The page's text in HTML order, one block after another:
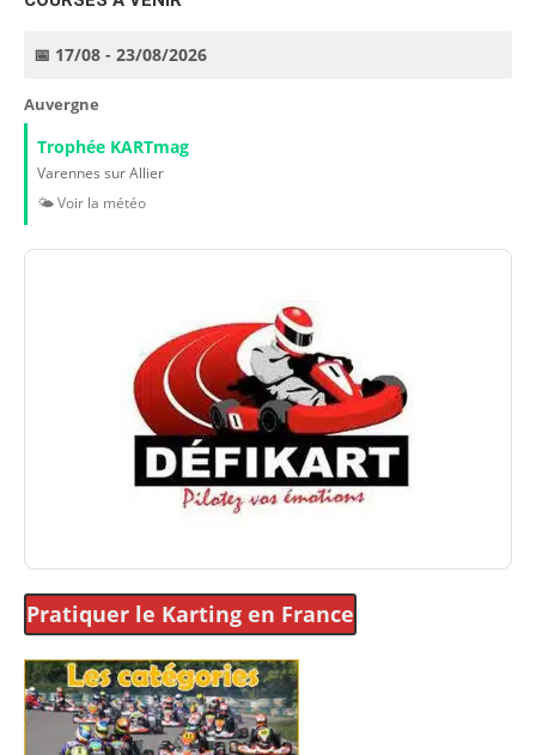
📅 17/08 - 23/08/2026
Auvergne
Trophée KARTmag
Varennes sur Allier
🌤️ Voir la météo
Pratiquer le Karting en France